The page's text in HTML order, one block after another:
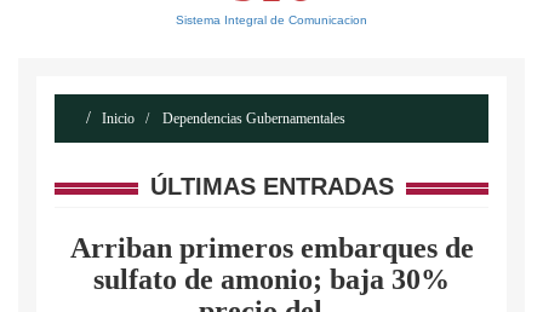
Sistema Integral de Comunicacion
Inicio Dependencias Gubernamentales
ÚLTIMAS ENTRADAS
Arriban primeros embarques de
sulfato de amonio; baja 30%